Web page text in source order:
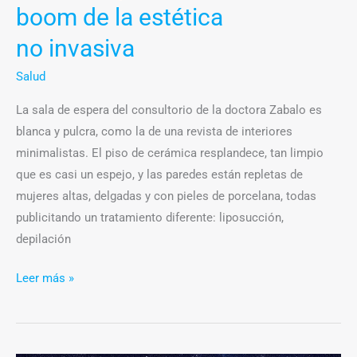
boom de la estética
no invasiva
Salud
La sala de espera del consultorio de la doctora Zabalo es
blanca y pulcra, como la de una revista de interiores
minimalistas. El piso de cerámica resplandece, tan limpio
que es casi un espejo, y las paredes están repletas de
mujeres altas, delgadas y con pieles de porcelana, todas
publicitando un tratamiento diferente: liposucción,
depilación
Leer más »